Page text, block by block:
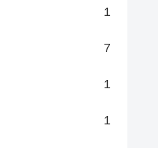
1
7
1
1